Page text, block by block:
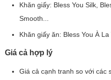
Khăn giấy: Bless You Silk,
Smooth...
Khăn giấy ăn: Bless You À La
Giá cả hợp lý
Giá cả cạnh tranh so với các